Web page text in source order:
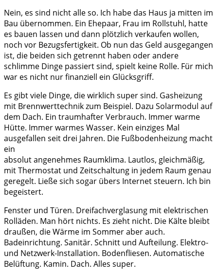
Nein, es sind nicht alle so. Ich habe das Haus ja mitten im
Bau übernommen. Ein Ehepaar, Frau im Rollstuhl, hatte
es bauen lassen und dann plötzlich verkaufen wollen,
noch vor Bezugsfertigkeit. Ob nun das Geld ausgegangen
ist, die beiden sich getrennt haben oder andere
schlimme Dinge passiert sind, spielt keine Rolle. Für mich
war es nicht nur finanziell ein Glücksgriff.
Es gibt viele Dinge, die wirklich super sind. Gasheizung
mit Brennwerttechnik zum Beispiel. Dazu Solarmodul auf
dem Dach. Ein traumhafter Verbrauch. Immer warme
Hütte. Immer warmes Wasser. Kein einziges Mal
ausgefallen seit drei Jahren. Die Fußbodenheizung macht
ein
absolut angenehmes Raumklima. Lautlos, gleichmäßig,
mit Thermostat und Zeitschaltung in jedem Raum genau
geregelt. Ließe sich sogar übers Internet steuern. Ich bin
begeistert.
Fenster und Türen. Dreifachverglasung mit elektrischen
Rolläden. Man hört nichts. Es zieht nicht. Die Kälte bleibt
draußen, die Wärme im Sommer aber auch.
Badeinrichtung. Sanitär. Schnitt und Aufteilung. Elektro-
und Netzwerk-Installation. Bodenfliesen. Automatische
Belüftung. Kamin. Dach. Alles super.